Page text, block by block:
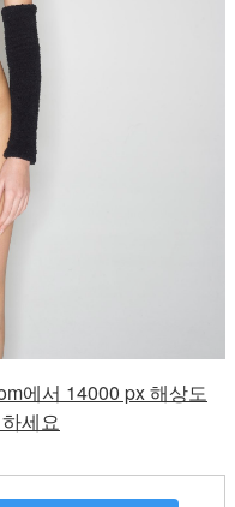
에서 14000 px 해상도
세요